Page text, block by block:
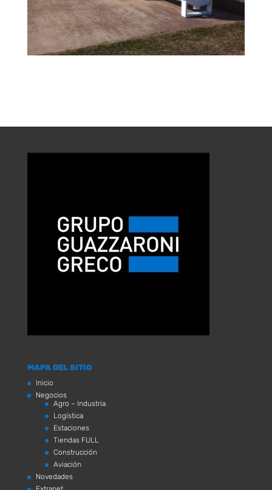
MAPA DEL SITIO
Inicio
Negocios
Agro – Industria
Logística
Estaciones
Tiendas FULL
Construcción
Aviación
Novedades